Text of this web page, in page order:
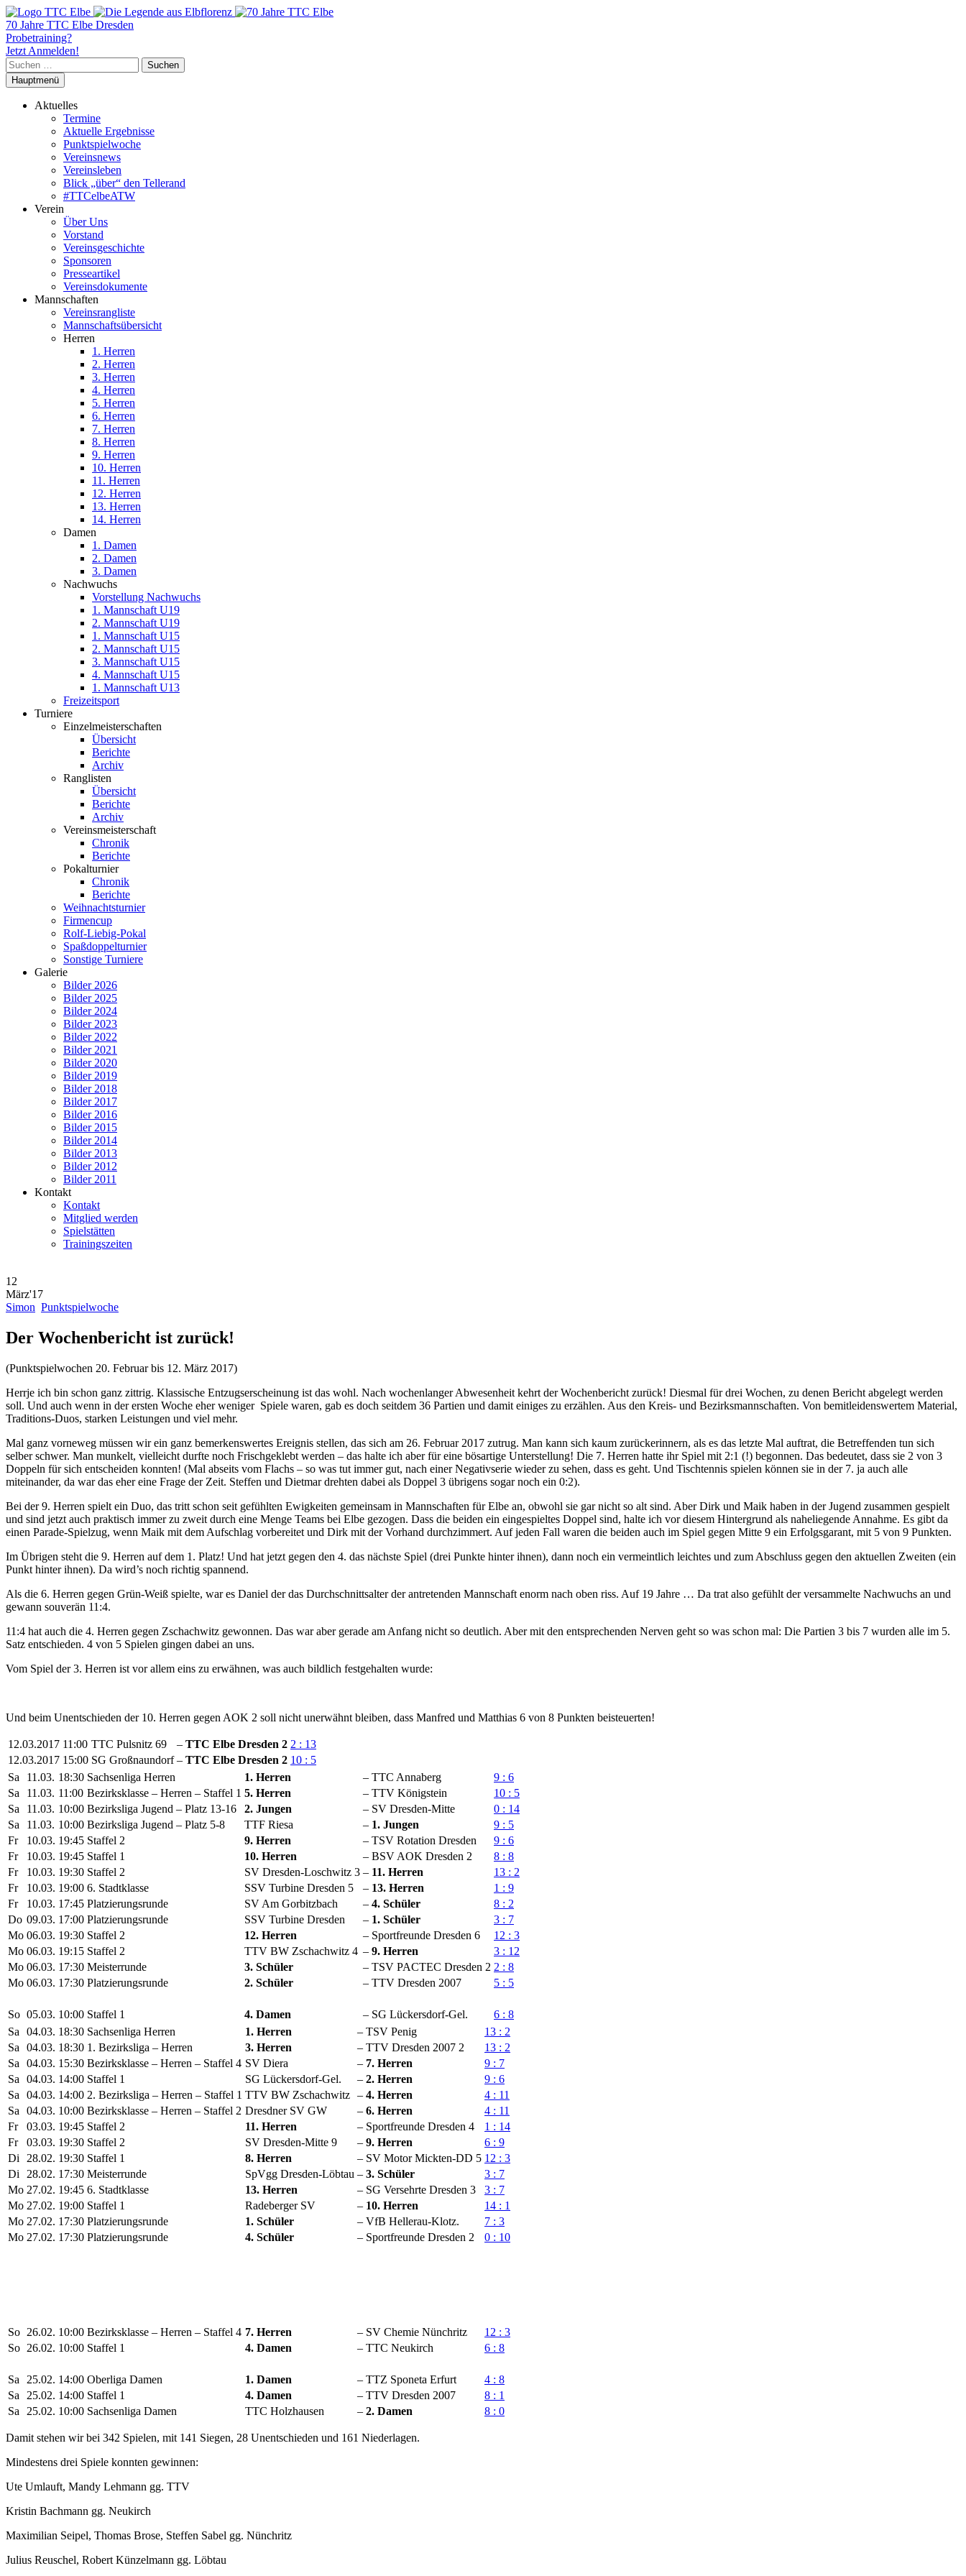
70 Jahre TTC Elbe Dresden
Probetraining?
Jetzt Anmelden!
Suchen
nach:
Hauptmenü
Aktuelles
Termine
Aktuelle Ergebnisse
Punktspielwoche
Vereinsnews
Vereinsleben
Blick „über“ den Tellerand
#TTCelbeATW
Verein
Über Uns
Vorstand
Vereinsgeschichte
Sponsoren
Presseartikel
Vereinsdokumente
Mannschaften
Vereinsrangliste
Mannschaftsübersicht
Herren
1. Herren
2. Herren
3. Herren
4. Herren
5. Herren
6. Herren
7. Herren
8. Herren
9. Herren
10. Herren
11. Herren
12. Herren
13. Herren
14. Herren
Damen
1. Damen
2. Damen
3. Damen
Nachwuchs
Vorstellung Nachwuchs
1. Mannschaft U19
2. Mannschaft U19
1. Mannschaft U15
2. Mannschaft U15
3. Mannschaft U15
4. Mannschaft U15
1. Mannschaft U13
Freizeitsport
Turniere
Einzelmeisterschaften
Übersicht
Berichte
Archiv
Ranglisten
Übersicht
Berichte
Archiv
Vereinsmeisterschaft
Chronik
Berichte
Pokalturnier
Chronik
Berichte
Weihnachtsturnier
Firmencup
Rolf-Liebig-Pokal
Spaßdoppelturnier
Sonstige Turniere
Galerie
Bilder 2026
Bilder 2025
Bilder 2024
Bilder 2023
Bilder 2022
Bilder 2021
Bilder 2020
Bilder 2019
Bilder 2018
Bilder 2017
Bilder 2016
Bilder 2015
Bilder 2014
Bilder 2013
Bilder 2012
Bilder 2011
Kontakt
Kontakt
Mitglied werden
Spielstätten
Trainingszeiten
12
März'17
Simon Punktspielwoche
Der Wochenbericht ist zurück!
(Punktspielwochen 20. Februar bis 12. März 2017)
Herrje ich bin schon ganz zittrig. Klassische Entzugserscheinung ist das wohl. Nach wochenlanger Abwesenheit kehrt der Wochenbericht zurück! Diesmal für drei Wochen, zu denen Bericht abgelegt werden
soll. Und auch wenn in der ersten Woche eher weniger Spiele waren, gab es doch seitdem 36 Partien und damit einiges zu erzählen. Aus den Kreis- und Bezirksmannschaften. Von bemitleidenswertem Material,
Traditions-Duos, starken Leistungen und viel mehr.
Mal ganz vorneweg müssen wir ein ganz bemerkenswertes Ereignis stellen, das sich am 26. Februar 2017 zutrug. Man kann sich kaum zurückerinnern, als es das letzte Mal auftrat, die Betreffenden tun sich
selber schwer. Man munkelt, vielleicht durfte noch Frischgeklebt werden – das halte ich aber für eine bösartige Unterstellung! Die 7. Herren hatte ihr Spiel mit 2:1 (!) begonnen. Das bedeutet, dass sie 2 von 3
Doppeln für sich entscheiden konnten! (Mal abseits vom Flachs – so was tut immer gut, nach einer Negativserie wieder zu sehen, dass es geht. Und Tischtennis spielen können sie in der 7. ja auch alle
miteinander, da war das eher eine Frage der Zeit. Steffen und Dietmar drehten dabei als Doppel 3 übrigens sogar noch ein 0:2).
Bei der 9. Herren spielt ein Duo, das tritt schon seit gefühlten Ewigkeiten gemeinsam in Mannschaften für Elbe an, obwohl sie gar nicht so alt sind. Aber Dirk und Maik haben in der Jugend zusammen gespielt
und sind jetzt auch praktisch immer zu zweit durch eine Menge Teams bei Elbe gezogen. Dass die beiden ein eingespieltes Doppel sind, halte ich vor diesem Hintergrund als naheliegende Annahme. Es gibt da
einen Parade-Spielzug, wenn Maik mit dem Aufschlag vorbereitet und Dirk mit der Vorhand durchzimmert. Auf jeden Fall waren die beiden auch im Spiel gegen Mitte 9 ein Erfolgsgarant, mit 5 von 9 Punkten.
Im Übrigen steht die 9. Herren auf dem 1. Platz! Und hat jetzt gegen den 4. das nächste Spiel (drei Punkte hinter ihnen), dann noch ein vermeintlich leichtes und zum Abschluss gegen den aktuellen Zweiten (ein
Punkt hinter ihnen). Da wird’s noch richtig spannend.
Als die 6. Herren gegen Grün-Weiß spielte, war es Daniel der das Durchschnittsalter der antretenden Mannschaft enorm nach oben riss. Auf 19 Jahre … Da trat also gefühlt der versammelte Nachwuchs an und
gewann souverän 11:4.
11:4 hat auch die 4. Herren gegen Zschachwitz gewonnen. Das war aber gerade am Anfang nicht so deutlich. Aber mit den entsprechenden Nerven geht so was schon mal: Die Partien 3 bis 7 wurden alle im 5.
Satz entschieden. 4 von 5 Spielen gingen dabei an uns.
Vom Spiel der 3. Herren ist vor allem eins zu erwähnen, was auch bildlich festgehalten wurde:
Und beim Unentschieden der 10. Herren gegen AOK 2 soll nicht unerwähnt bleiben, dass Manfred und Matthias 6 von 8 Punkten beisteuerten!
12.03.2017 11:00 TTC Pulsnitz 69 – TTC Elbe Dresden 2 2 : 13
12.03.2017 15:00 SG Großnaundorf – TTC Elbe Dresden 2 10 : 5
Sa
11.03. 18:30 Sachsenliga Herren 1. Herren – TTC Annaberg
9 : 6
Sa
11.03. 11:00 Bezirksklasse – Herren – Staffel 1 5. Herren – TTV Königstein
10 : 5
Sa
11.03. 10:00 Bezirksliga Jugend – Platz 13-16 2. Jungen – SV Dresden-Mitte
0 : 14
Sa
11.03. 10:00 Bezirksliga Jugend – Platz 5-8 TTF Riesa – 1. Jungen
9 : 5
Fr
10.03. 19:45 Staffel 2 9. Herren – TSV Rotation Dresden
9 : 6
Fr
10.03. 19:45 Staffel 1 10. Herren – BSV AOK Dresden 2
8 : 8
Fr
10.03. 19:30 Staffel 2 SV Dresden-Loschwitz 3 – 11. Herren
13 : 2
Fr
10.03. 19:00 6. Stadtklasse SSV Turbine Dresden 5 – 13. Herren
1 : 9
Fr
10.03. 17:45 Platzierungsrunde SV Am Gorbitzbach – 4. Schüler
8 : 2
Do 09.03. 17:00 Platzierungsrunde SSV Turbine Dresden – 1. Schüler
3 : 7
Mo 06.03. 19:30 Staffel 2 12. Herren – Sportfreunde Dresden 6
12 : 3
Mo 06.03. 19:15 Staffel 2 TTV BW Zschachwitz 4 – 9. Herren
3 : 12
Mo 06.03. 17:30 Meisterrunde 3. Schüler – TSV PACTEC Dresden 2 2 : 8
Mo 06.03. 17:30 Platzierungsrunde 2. Schüler – TTV Dresden 2007 5 : 5
So 05.03. 10:00 Staffel 1 4. Damen – SG Lückersdorf-Gel.
6 : 8
Sa
04.03. 18:30 Sachsenliga Herren 1. Herren – TSV Penig
13 : 2
Sa
04.03. 18:30 1. Bezirksliga – Herren 3. Herren – TTV Dresden 2007 2
13 : 2
Sa
04.03. 15:30 Bezirksklasse – Herren – Staffel 4 SV Diera – 7. Herren
9 : 7
Sa
04.03. 14:00 Staffel 1 SG Lückersdorf-Gel. – 2. Herren
9 : 6
Sa
04.03. 14:00 2. Bezirksliga – Herren – Staffel 1 TTV BW Zschachwitz – 4. Herren
4 : 11
Sa
04.03. 10:00 Bezirksklasse – Herren – Staffel 2 Dresdner SV GW – 6. Herren
4 : 11
Fr
03.03. 19:45 Staffel 2 11. Herren – Sportfreunde Dresden 4
1 : 14
Fr
03.03. 19:30 Staffel 2 SV Dresden-Mitte 9 – 9. Herren
6 : 9
Di
28.02. 19:30 Staffel 1 8. Herren – SV Motor Mickten-DD 5 12 : 3
Di
28.02. 17:30 Meisterrunde SpVgg Dresden-Löbtau – 3. Schüler
3 : 7
Mo 27.02. 19:45 6. Stadtklasse 13. Herren – SG Versehrte Dresden 3
3 : 7
Mo 27.02. 19:00 Staffel 1 Radeberger SV – 10. Herren
14 : 1
Mo 27.02. 17:30 Platzierungsrunde 1. Schüler – VfB Hellerau-Klotz.
7 : 3
Mo 27.02. 17:30 Platzierungsrunde 4. Schüler – Sportfreunde Dresden 2 0 : 10
So 26.02. 10:00 Bezirksklasse – Herren – Staffel 4 7. Herren – SV Chemie Nünchritz
12 : 3
So 26.02. 10:00 Staffel 1 4. Damen – TTC Neukirch 6 : 8
Sa 25.02. 14:00 Oberliga Damen 1. Damen – TTZ Sponeta Erfurt
4 : 8
Sa
25.02. 14:00 Staffel 1 4. Damen – TTV Dresden 2007
8 : 1
Sa
25.02. 10:00 Sachsenliga Damen TTC Holzhausen – 2. Damen 8 : 0
Damit stehen wir bei 342 Spielen, mit 141 Siegen, 28 Unentschieden und 161 Niederlagen.
Mindestens drei Spiele konnten gewinnen:
Ute Umlauft, Mandy Lehmann gg. TTV
Kristin Bachmann gg. Neukirch
Maximilian Seipel, Thomas Brose, Steffen Sabel gg. Nünchritz
Julius Reuschel, Robert Künzelmann gg. Löbtau